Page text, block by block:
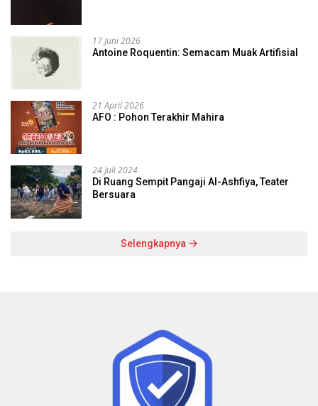
17 Juni 2026
Antoine Roquentin: Semacam Muak Artifisial
21 April 2026
AFO : Pohon Terakhir Mahira
24 Juli 2024
Di Ruang Sempit Pangaji Al-Ashfiya, Teater
Bersuara
Selengkapnya